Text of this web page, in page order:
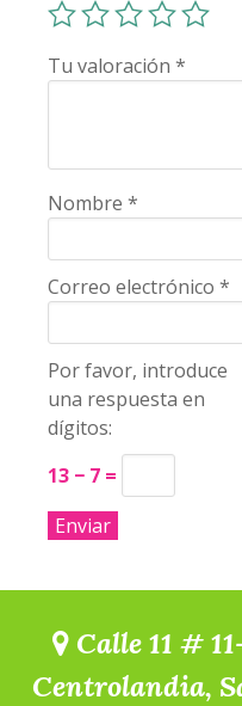
Tu valoración *
Nombre *
Correo electrónico *
Por favor, introduce
una respuesta en
dígitos:
13 − 7 =
Calle 11 #
Centrolandia,